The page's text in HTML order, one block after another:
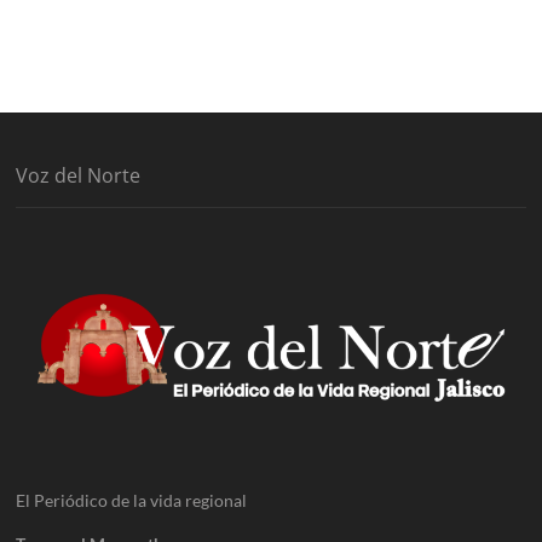
Voz del Norte
El Periódico de la vida regional